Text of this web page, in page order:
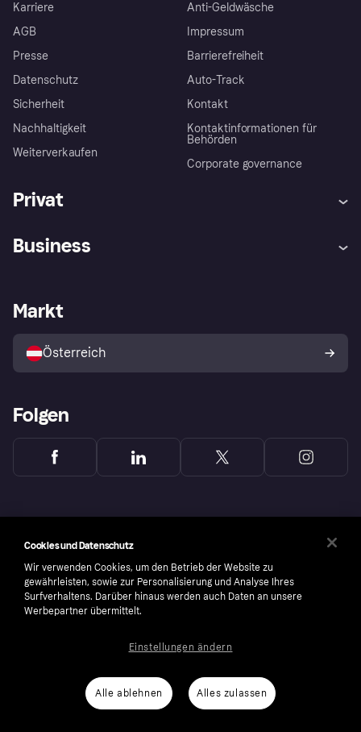
Karriere
AGB
Presse
Datenschutz
Sicherheit
Nachhaltigkeit
Weiterverkaufen
Anti-Geldwäsche
Impressum
Barrierefreiheit
Auto-Track
Kontakt
Kontaktinformationen für
Behörden
Corporate governance
Privat
Shops entdecken
Business
Händlerportal
Markt
Österreich
Folgen
number: 556737-0431
Cookies Klarna.com
Cookies und Datenschutz
Wir verwenden Cookies, um den Betrieb der Website zu
gewährleisten, sowie zur Personalisierung und Analyse Ihres
Surfverhaltens. Darüber hinaus werden auch Daten an unsere
Werbepartner übermittelt.
Alle ablehnen Alles zulassen
Einstellungen ändern